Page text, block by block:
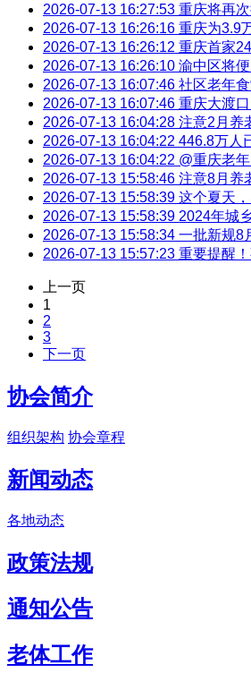
2026-07-13 16:27:53 重庆将再
2026-07-13 16:26:16 重庆为3.9
2026-07-13 16:26:12 重庆首家
2026-07-13 16:26:10 渝中区将
2026-07-13 16:07:46 社区老年
2026-07-13 16:07:46 重庆大渡
2026-07-13 16:04:28 注意2月养
2026-07-13 16:04:22 446.8万人
2026-07-13 16:04:22 @重庆老
2026-07-13 15:58:46 注意8月养
2026-07-13 15:58:39 这个夏天
2026-07-13 15:58:39 2024年城
2026-07-13 15:58:34 一批新规8
2026-07-13 15:57:23 重要提醒
上一页
1
2
3
下一页
协会简介
组织架构 协会章程
新闻动态
各地动态
政策法规
通知公告
老体工作